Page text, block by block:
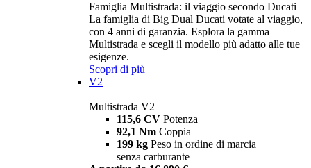
Famiglia Multistrada: il viaggio secondo Ducati
La famiglia di Big Dual Ducati votate al viaggio,
con 4 anni di garanzia. Esplora la gamma
Multistrada e scegli il modello più adatto alle tue
esigenze.
Scopri di più
V2
Multistrada V2
115,6 CV Potenza
92,1 Nm Coppia
199 kg Peso in ordine di marcia
senza carburante